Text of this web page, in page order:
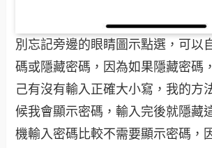
別忘記旁邊的眼睛圖示點選，可以
碼或隱藏密碼，因為如果隱藏密碼
己有沒有輸入正確大小寫，我的方
候我會顯示密碼，輸入完後就隱藏
機輸入密碼比較不需要顯示密碼，